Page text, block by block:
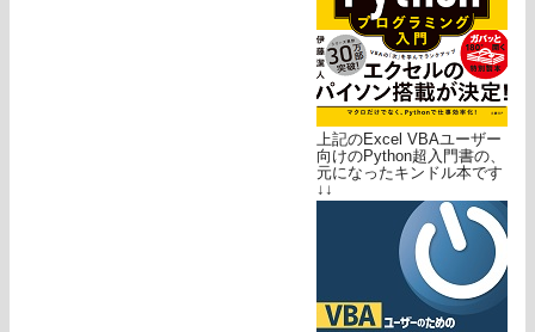
上記のExcel VBAユーザー
向けのPython超入門書の、
元になったキンドル本です
↓↓